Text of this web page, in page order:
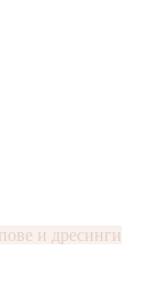
и дресинги